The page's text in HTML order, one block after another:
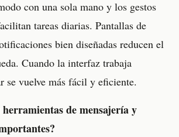
con una sola mano y los gestos
tareas diarias. Pantallas de
bien diseñadas reducen el
Cuando la interfaz trabaja
se vuelve más fácil y eficiente.
herramientas de mensajería y